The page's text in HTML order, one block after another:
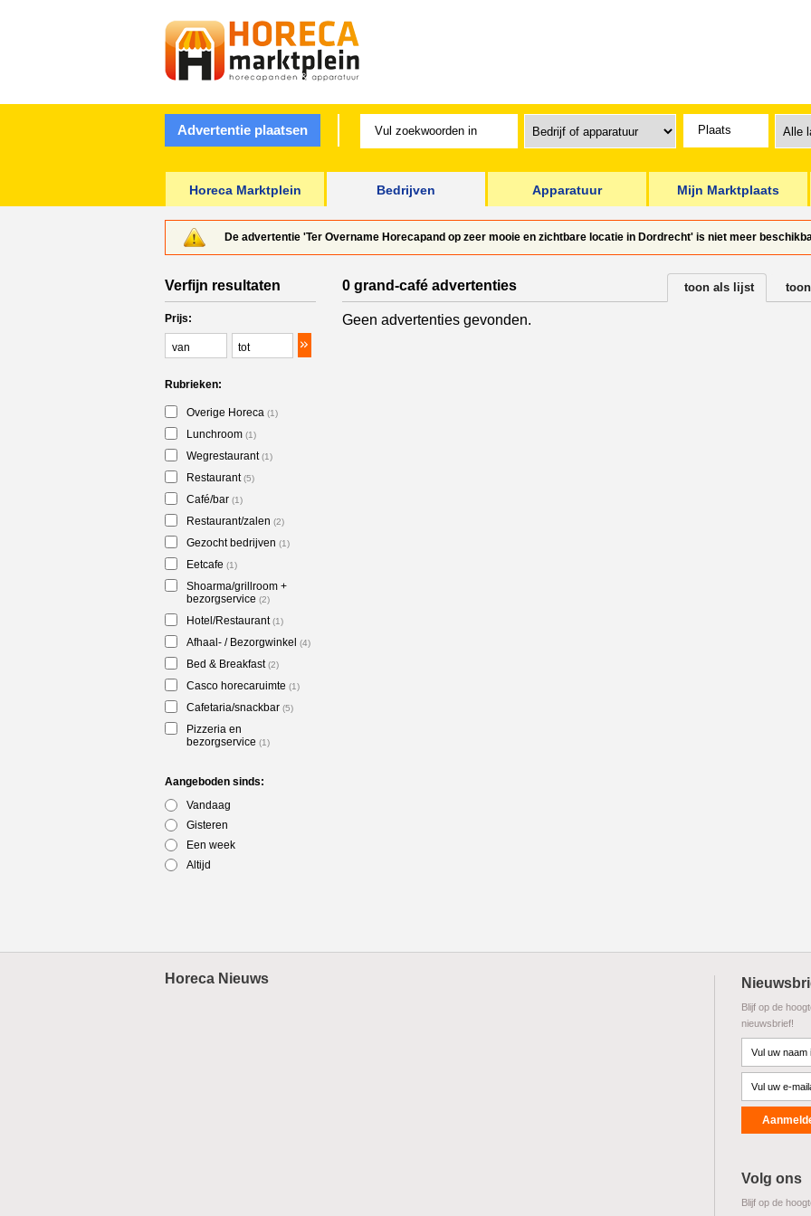
Advertentie plaatsen
Horeca Marktplein Bedrijven Apparatuur Mijn Marktplaats
De advertentie 'Ter Overname Horecapand op zeer mooie en zichtbare locatie in Dordrecht' is niet meer
Verfijn resultaten
Prijs:
Rubrieken:
Overige Horeca (1)
Lunchroom (1)
Wegrestaurant(1)
Restaurant(5)
Café/bar (1)
Restaurant/zalen (2)
Gezocht bedrijven (1)
Eetcafe (1)
Shoarma/grillroom +
bezorgservice (2)
Hotel/Restaurant(1)
Afhaal- / Bezorgwinkel (4)
Bed & Breakfast(2)
Casco horecaruimte (1)
Cafetaria/snackbar (5)
Pizzeria en
bezorgservice (1)
Aangeboden sinds:
Vandaag
Gisteren
Een week
Altijd
0 grand-café advertenties toon als lijst
Geen advertenties gevonden.
Horeca Nieuws
Blijf op de
nieuwsbrief!
Volg ons
Blijf op de